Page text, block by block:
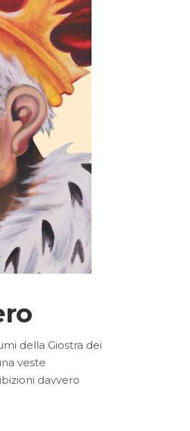
della Giostra dei
veste
davvero